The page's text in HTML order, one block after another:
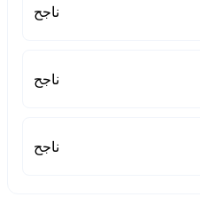
ناجح
ناجح
ناجح